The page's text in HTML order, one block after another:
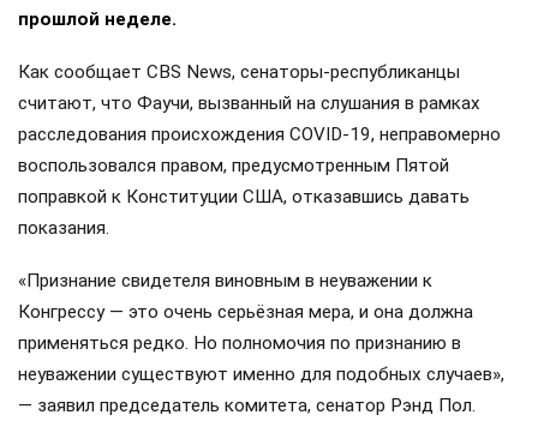
прошлой неделе.
Как сообщает CBS News, сенаторы-республиканцы
считают, что Фаучи, вызванный на слушания в рамках
расследования происхождения COVID-19, неправомерно
воспользовался правом, предусмотренным Пятой
поправкой к Конституции США, отказавшись давать
показания.
«Признание свидетеля виновным в неуважении к
Конгрессу — это очень серьёзная мера, и она должна
применяться редко. Но полномочия по признанию в
неуважении существуют именно для подобных случаев»,
— заявил председатель комитета, сенатор Рэнд Пол.